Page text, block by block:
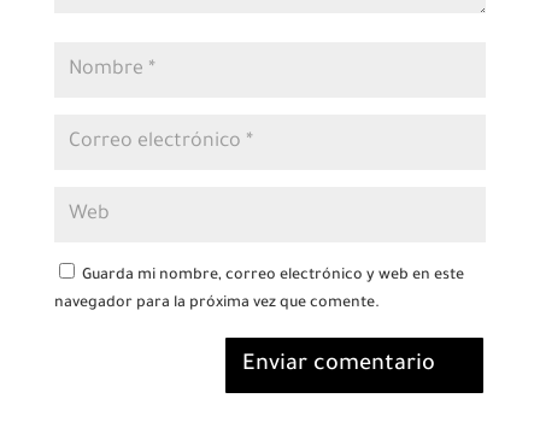
Guarda mi nombre, correo electrónico y web en este
navegador para la próxima vez que comente.
Enviar comentario